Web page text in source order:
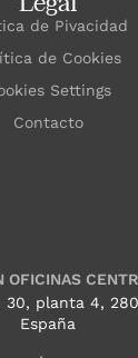
de Pivacidad
de Cookies
Settings
Contacto
OFICINAS
30, planta 4,
España